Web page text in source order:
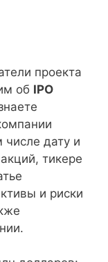
проекта
об IPO
дату и
тикере
и риски